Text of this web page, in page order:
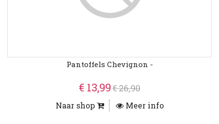
Pantoffels Chevignon -
€ 13,99€ 26,90
Naar shop Meer info